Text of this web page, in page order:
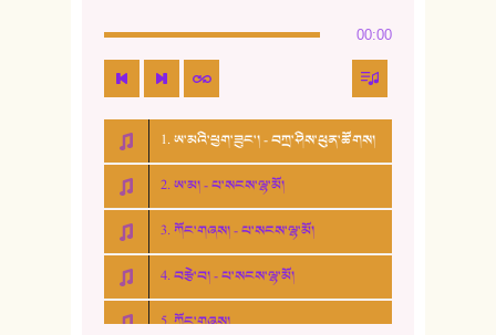
00:00
1. ཨ་མའི་ཕྱག་ཟུང་། - བཀྲ་ཤིས་ཕུན་ཚོགས།
2. ཨ་མ། - པ་སངས་ལྷ་མོ།
3. ཀོང་གཞས། - པ་སངས་ལྷ་མོ།
4. བརྩེ་བ། - པ་སངས་ལྷ་མོ།
5. ཀོང་གཞས།